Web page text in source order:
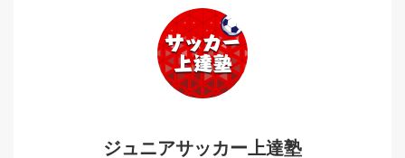
ジュニアサッカー上達塾